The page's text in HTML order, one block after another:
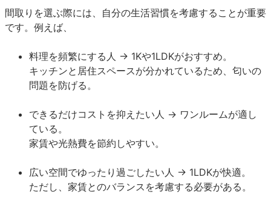
間取りを選ぶ際には、自分の生活習慣を考慮することが重要
です。例えば、
料理を頻繁にする人 → 1Kや1LDKがおすすめ。
キッチンと居住スペースが分かれているため、匂いの
問題を防げる。
できるだけコストを抑えたい人 → ワンルームが適し
ている。
家賃や光熱費を節約しやすい。
広い空間でゆったり過ごしたい人 → 1LDKが快適。
ただし、家賃とのバランスを考慮する必要がある。